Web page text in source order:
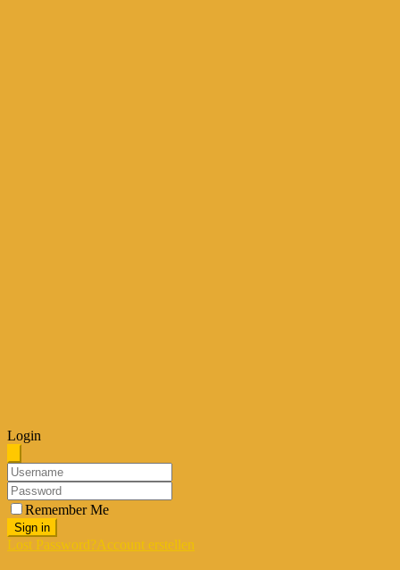
Login
Remember Me
Sign in
Lost Password?Account erstellen